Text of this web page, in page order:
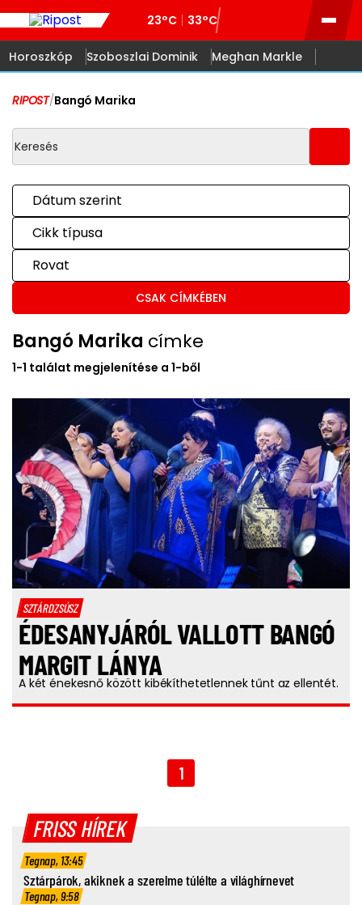
23°C 33°C
Horoszkóp Szoboszlai Dominik Meghan Markle
RIPOST/Bangó Marika
Dátum szerint
Cikk típusa
Rovat
CSAK CÍMKÉBEN
Bangó Marika címke
1-1 találat megjelenítése a 1-ből
SZTÁRDZSÚSZ
ÉDESANYJÁRÓL VALLOTT BANGÓ
MARGIT LÁNYA
A két énekesnő között kibékíthetetlennek tűnt az ellentét.
1
FRISS HÍREK
Tegnap, 13:45
Sztárpárok, akiknek a szerelme túlélte a világhírnevet
Tegnap, 9:58